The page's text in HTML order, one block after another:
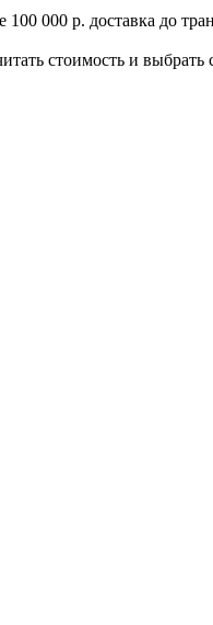
100 000 р. доставка до
стоимость и